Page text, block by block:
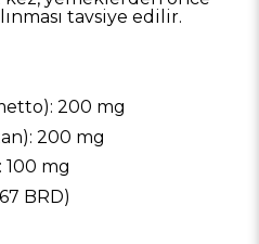
tavsiye edilir.
200 mg
200 mg
mg
BRD)